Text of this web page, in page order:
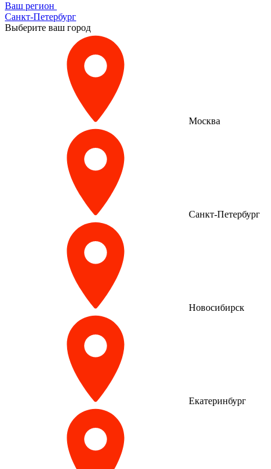
Ваш регион
Санкт-Петербург
Выберите ваш город
Москва
Санкт-Петербург
Новосибирск
Екатеринбург